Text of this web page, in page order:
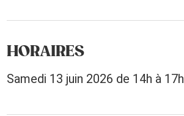
HORAIRES
Samedi 13 juin 2026 de 14h à 17h